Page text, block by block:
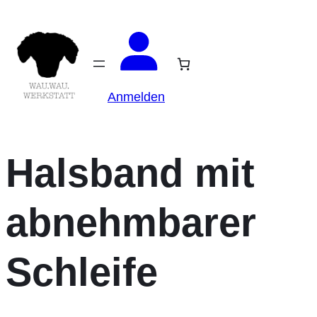
Anmelden
Halsband mit
abnehmbarer
Schleife